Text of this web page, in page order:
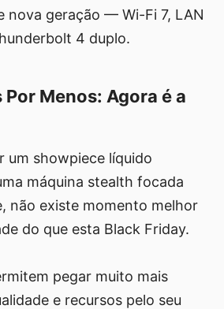
nova geração — Wi-Fi 7, LAN
4 duplo.
Menos: Agora é a
um showpiece líquido
máquina stealth focada
não existe momento melhor
do que esta Black Friday.
pegar muito mais
e recursos pelo seu